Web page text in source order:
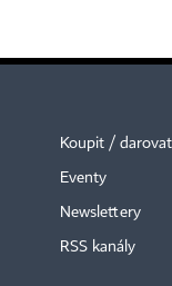
Koupit /
Eventy
Newslettery
RSS kanály